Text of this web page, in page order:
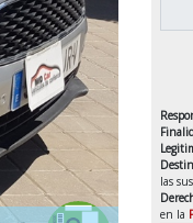
las
en la